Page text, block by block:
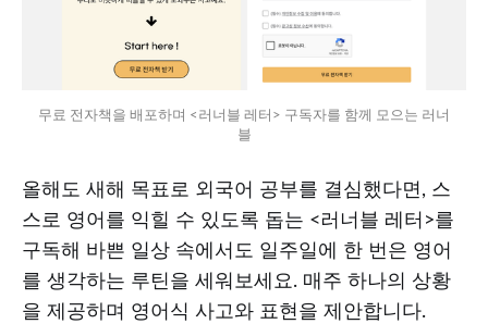
무료 전자책을 배포하며 <러너블 레터> 구독자를 함께 모으는 러너
블
올해도 새해 목표로 외국어 공부를 결심했다면, 스
스로 영어를 익힐 수 있도록 돕는 <러너블 레터>를
구독해 바쁜 일상 속에서도 일주일에 한 번은 영어
를 생각하는 루틴을 세워보세요. 매주 하나의 상황
을 제공하며 영어식 사고와 표현을 제안합니다.